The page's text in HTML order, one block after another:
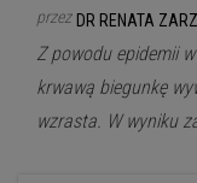
przez DR RENATA
Z powodu epidemii
krwawą biegunkę
wzrasta. W wyniku